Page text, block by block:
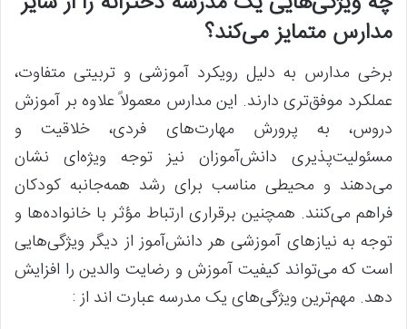
مدارس متمایز می‌کند؟
برخی مدارس به دلیل رویکرد آموزشی و تربیتی متفاوت،
عملکرد موفق‌تری دارند. این مدارس معمولاً علاوه بر آموزش
دروس، به پرورش مهارت‌های فردی، خلاقیت و
مسئولیت‌پذیری دانش‌آموزان نیز توجه ویژه‌ای نشان
می‌دهند و محیطی مناسب برای رشد همه‌جانبه کودکان
فراهم می‌کنند. همچنین برقراری ارتباط مؤثر با خانواده‌ها و
توجه به نیازهای آموزشی هر دانش‌آموز از دیگر ویژگی‌هایی
است که می‌تواند کیفیت آموزش و رضایت والدین را افزایش
دهد. مهم‌ترین ویژگی‌های یک مدرسه عبارت اند از :